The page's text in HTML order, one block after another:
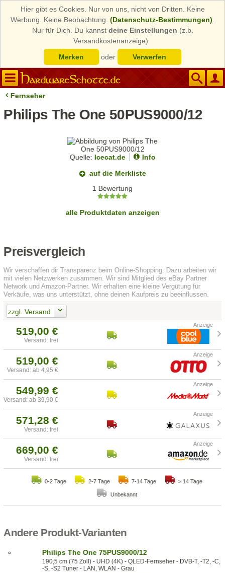
Hier gibt es Cookies. Nur von uns, nicht von Dritten. Keine
Werbung. Keine Beobachtung. (Datenschutz-Bestimmungen)
Nur für Dich. Du kannst deine Einstellungen (z.b.
Versandkostenanzeige)
Merken
oder Verwerfen
Fernseher
Philips The One 50PUS9000/12
Quelle: Icecat.de
Info
auf die Merkliste
1 Bewertung
alle Produktdaten anzeigen
Preisvergleich
Wir verschaffen dir Transparenz beim Online-Shopping. Dazu arbeiten wir
mit vielen Netzwerken zusammen. Wir sind Mitglied des eBay Partner
Network und Amazon-Partner. Wir erhalten eine kleine Vergütung für
Verkäufe, was uns unterstützt, ohne deinen Kaufpreis zu beeinflussen.
zzgl. Versand
519,00 €
Versand: frei
519,00 €
Versand: ab 4,95 €
549,99 €
Versand: ab 39,90 €
571,28 €
Versand: frei
669,00 €
Versand: frei
0-2 Tage 2-7 Tage 7-14 Tage > 14 Tage
Unbekannt
Andere Produkt-Varianten
Philips The One 75PUS9000/12
190,5 cm (75 Zoll) - UHD (4K) - QLED-Fernseher - DVB-T, -T2, -C,
-S, -S2 Tuner - LAN, WLAN - Grau